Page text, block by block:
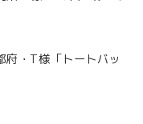
府・T様「トートバッ